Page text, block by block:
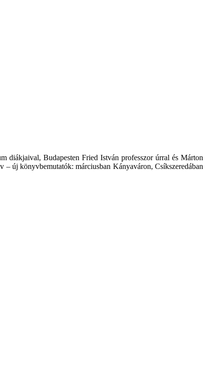
diákjaival, Budapesten Fried István professzor úrral és Márton
új könyvbemutatók: márciusban Kányaváron, Csíkszeredában